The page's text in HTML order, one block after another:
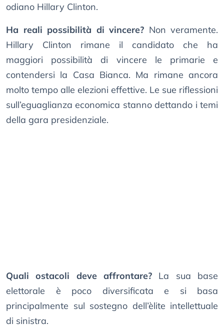
odiano Hillary Clinton.
Ha reali possibilità di vincere? Non veramente.
Hillary Clinton rimane il candidato che ha
maggiori possibilità di vincere le primarie e
contendersi la Casa Bianca. Ma rimane ancora
molto tempo alle elezioni effettive. Le sue riflessioni
sull’eguaglianza economica stanno dettando i temi
della gara presidenziale.
Quali ostacoli deve affrontare? La sua base
elettorale è poco diversificata e si basa
principalmente sul sostegno dell’èlite intellettuale
di sinistra.